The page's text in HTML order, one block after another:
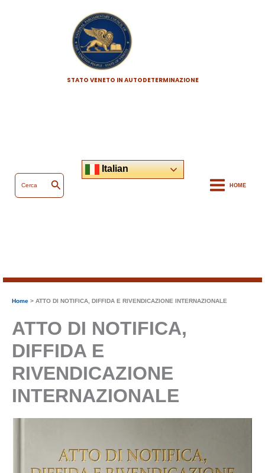
STATO VENETO IN AUTODETERMINAZIONE
Ricerca
per:
Cerca
Italian
HOME
Home ATTO DI NOTIFICA, DIFFIDA E RIVENDICAZIONE INTERNAZIONALE
ATTO DI NOTIFICA,
DIFFIDA E
RIVENDICAZIONE
INTERNAZIONALE